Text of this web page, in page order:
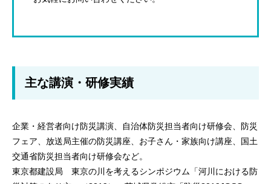
主な講演・研修実績
企業・経営者向け防災講演、自治体防災担当者向け研修会、防災
フェア、放送局主催の防災講座、お子さん・家族向け講座、国土
交通省防災担当者向け研修会など。
東京都建設局 東京の川を考えるシンポジウム「河川における防